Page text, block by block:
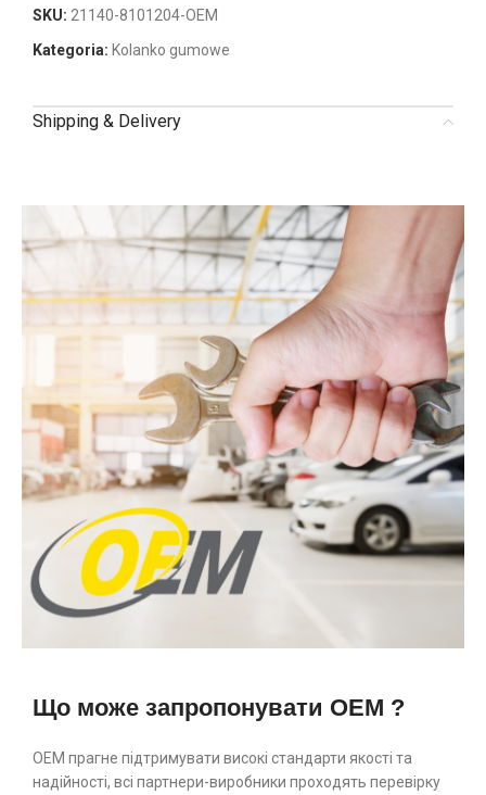
SKU: 21140-8101204-OEM
Kategoria: Kolanko gumowe
Shipping & Delivery
Що може запропонувати OEM ?
ОЕМ прагне підтримувати високі стандарти якості та
надійності, всі партнери-виробники проходять перевірку